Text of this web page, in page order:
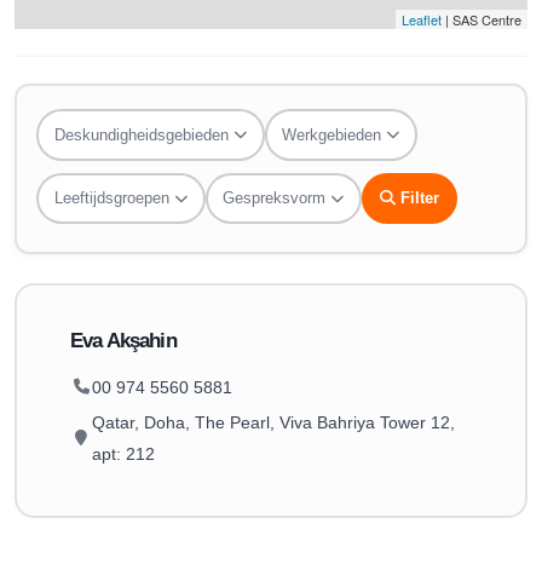
Leaflet | SAS Centre
Deskundigheidsgebieden Werkgebieden
Leeftijdsgroepen Gespreksvorm Filter
Eva Akşahin
00 974 5560 5881
Qatar, Doha, The Pearl, Viva Bahriya Tower 12,
apt: 212